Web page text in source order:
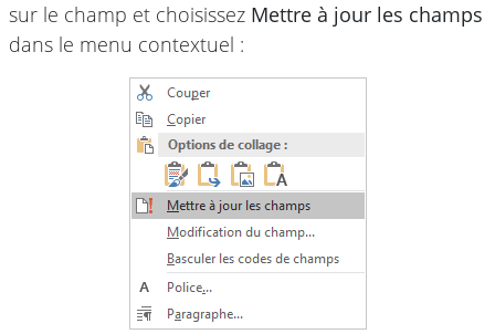
sur le champ et choisissez Mettre à jour les champs
dans le menu contextuel :